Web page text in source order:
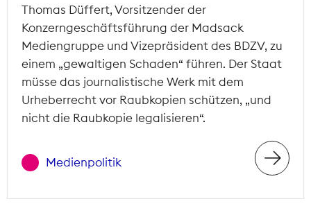
Thomas Düffert, Vorsitzender der
Konzerngeschäftsführung der Madsack
Mediengruppe und Vizepräsident des BDZV, zu
einem „gewaltigen Schaden“ führen. Der Staat
müsse das journalistische Werk mit dem
Urheberrecht vor Raubkopien schützen, „und
nicht die Raubkopie legalisieren“.
Medienpolitik